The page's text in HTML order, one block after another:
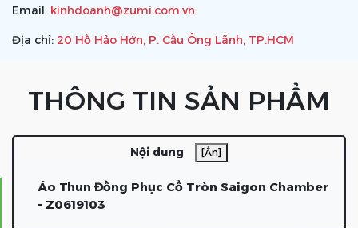
Email: kinhdoanh@zumi.com.vn
Địa chỉ: 20 Hồ Hảo Hớn, P. Cầu Ông Lãnh, TP.HCM
THÔNG TIN SẢN PHẨM
Nội dung [Ẩn]
Áo Thun Đồng Phục Cổ Tròn Saigon Chamber
- Z0619103